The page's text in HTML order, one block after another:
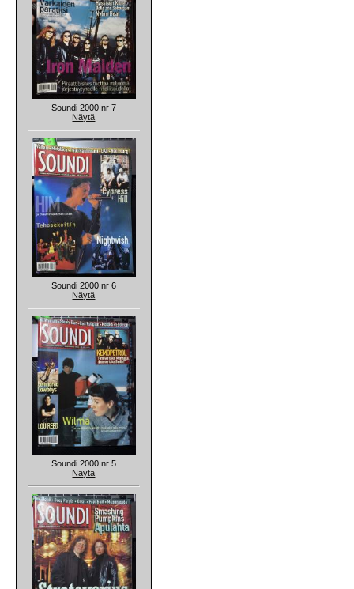
Soundi 2000 nr 7
Näytä
Soundi 2000 nr 6
Näytä
Soundi 2000 nr 5
Näytä